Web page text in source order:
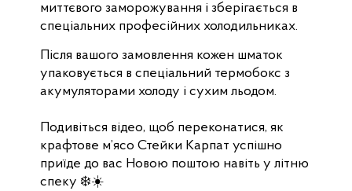
Після вашого замовлення кожен шматок
упаковується в спеціальний термобокс з
акумуляторами холоду і сухим льодом.
Подивіться відео, щоб переконатися, як
крафтове м’ясо Стейки Карпат успішно
приїде до вас Новою поштою навіть у літню
спеку ❄️☀️
миттєвого заморожування і зберігається в
спеціальних професійних холодильниках.